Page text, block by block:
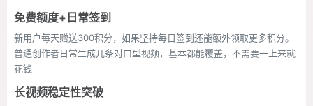
免费额度+日常签到
新用户每天赠送300积分，如果坚持每日签到还能额外领取更多积分。
普通创作者日常生成几条对口型视频，基本都能覆盖，不需要一上来就
花钱
长视频稳定性突破